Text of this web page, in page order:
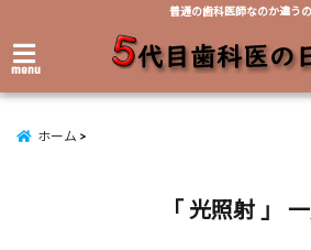
普通の歯科医師なのか違う
menu
ホーム
「 光照射 」